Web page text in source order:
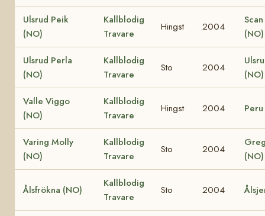
Ulsrud Peik
(NO)
Kallblodig
Travare
Hingst 2004
(NO)
Ulsrud Perla
(NO)
Kallblodig
Travare
Sto 2004
(NO)
Valle Viggo
(NO)
Kallblodig
Travare
Hingst 2004
Varing Molly
(NO)
Kallblodig
Travare
Sto 2004
(NO)
Ålsfrökna (NO)
Kallblodig
Travare
Sto 2004